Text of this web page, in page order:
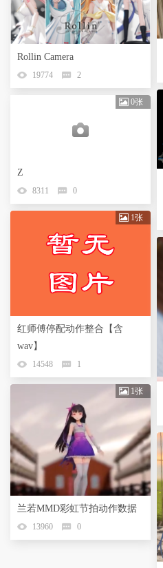
Rollin Camera
19774 2
0张
Z
8311 0
1张
红师傅停配动作整合【含
wav】
14548 1
1张
兰若MMD彩虹节拍动作数据
13960 0